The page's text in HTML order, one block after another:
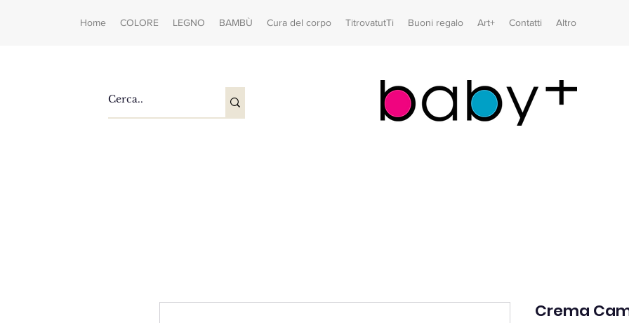
Home COLORE LEGNO BAMBÙ Cura del corpo TitrovatutTi Buoni regalo Art+ Contatti Altro
Crema